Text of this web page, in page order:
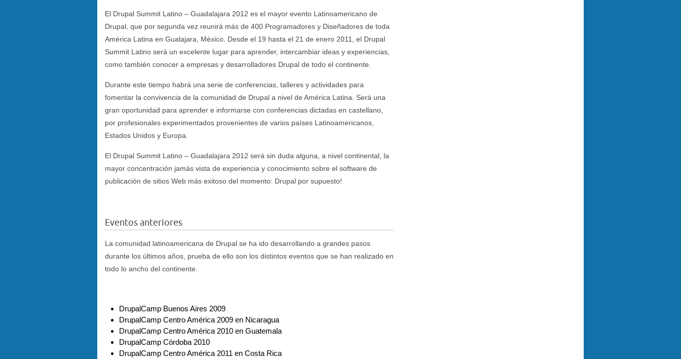
El Drupal Summit Latino – Guadalajara 2012 es el mayor evento Latinoamericano de
Drupal, que por segunda vez reunirá más de 400 Programadores y Diseñadores de toda
América Latina en Gualajara, México. Desde el 19 hasta el 21 de enero 2011, el Drupal
Summit Latino será un excelente lugar para aprender, intercambiar ideas y experiencias,
como también conocer a empresas y desarrolladores Drupal de todo el continente.
Durante este tiempo habrá una serie de conferencias, talleres y actividades para
fomentar la convivencia de la comunidad de Drupal a nivel de América Latina. Será una
gran oportunidad para aprender e informarse con conferencias dictadas en castellano,
por profesionales experimentados provenientes de varios países Latinoamericanos,
Estados Unidos y Europa.
El Drupal Summit Latino – Guadalajara 2012 será sin duda alguna, a nivel continental, la
mayor concentración jamás vista de experiencia y conocimiento sobre el software de
publicación de sitios Web más exitoso del momento: Drupal por supuesto!
Eventos anteriores
La comunidad latinoamericana de Drupal se ha ido desarrollando a grandes pasos
durante los últimos años, prueba de ello son los distintos eventos que se han realizado en
todo lo ancho del continente.
DrupalCamp Buenos Aires 2009
DrupalCamp Centro América 2009 en Nicaragua
DrupalCamp Centro América 2010 en Guatemala
DrupalCamp Córdoba 2010
DrupalCamp Centro América 2011 en Costa Rica